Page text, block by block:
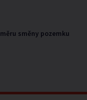
směny pozemku